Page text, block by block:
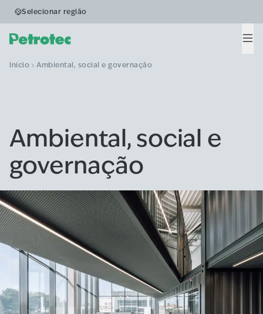
Selecionar região
Início Ambiental, social e governação
Ambiental, social e
governação